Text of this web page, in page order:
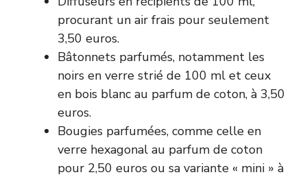
procurant un air frais pour seulement
3,50 euros.
Bâtonnets parfumés, notamment les
noirs en verre strié de 100 ml et ceux
en bois blanc au parfum de coton, à 3,50
euros.
Bougies parfumées, comme celle en
verre hexagonal au parfum de coton
pour 2,50 euros ou sa variante « mini » à